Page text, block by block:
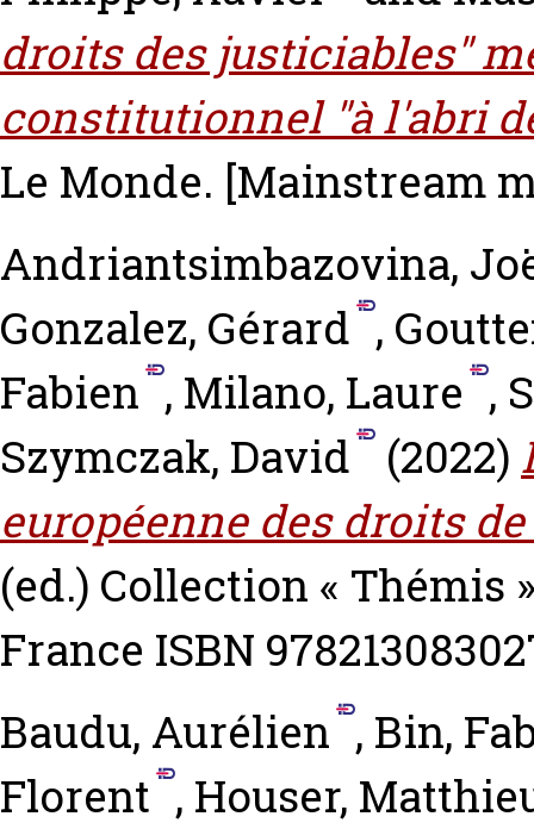
droits des justiciables"
constitutionnel "à l'abri
Le Monde. [Mainstream
Andriantsimbazovina,
Gonzalez, Gérard ,
Fabien , Milano, Laure ,
Szymczak, David
(2022)
européenne des droits
(ed.) Collection « Thémis
France ISBN
Baudu, Aurélien , Bin,
Florent , Houser,